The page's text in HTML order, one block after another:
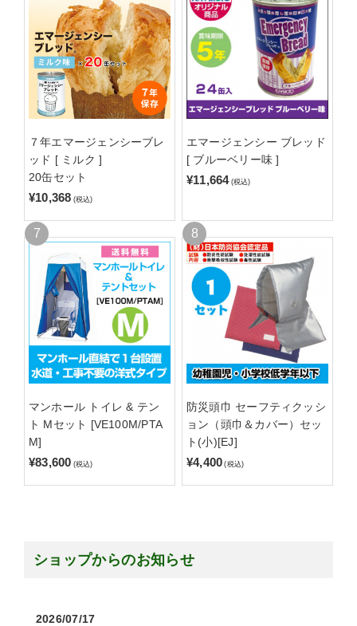
７年エマージェンシーブレ
ッド [ ミルク ]
20缶セット
¥10,368 (税込)
エマージェンシー ブレッド
[ ブルーベリー味 ]
¥11,664 (税込)
マンホール トイレ & テン
ト Mセット [VE100M/PTA
M]
¥83,600 (税込)
防災頭巾 セーフティクッシ
ョン（頭巾＆カバー）セッ
ト(小)[EJ]
¥4,400 (税込)
ショップからのお知らせ
2026/07/17